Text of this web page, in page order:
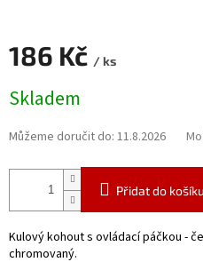
186 Kč / ks
cena:
Skladem
Můžeme doručit do: 11.8.2026
Přidat do košíku
Kulový kohout s ovládací páčkou -
chromovaný.